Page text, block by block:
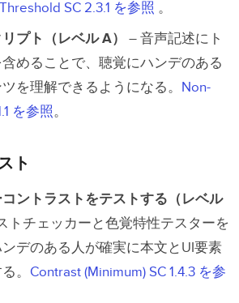
SC 2.3.1 を参照 。
プト（レベル A）
– 音声記述にト
めることで、聴覚にハンデのある
を理解できるようになる。 Non-
を参照。
ト
ントラストをテストする（レベル
トチェッカーと色覚特性テスターを
デのある人が確実に本文とUI要素
。 Contrast (Minimum) SC 1.4.3 を参